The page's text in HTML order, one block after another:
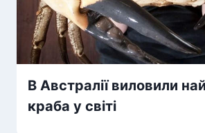
В Австралії виловили
краба у світі